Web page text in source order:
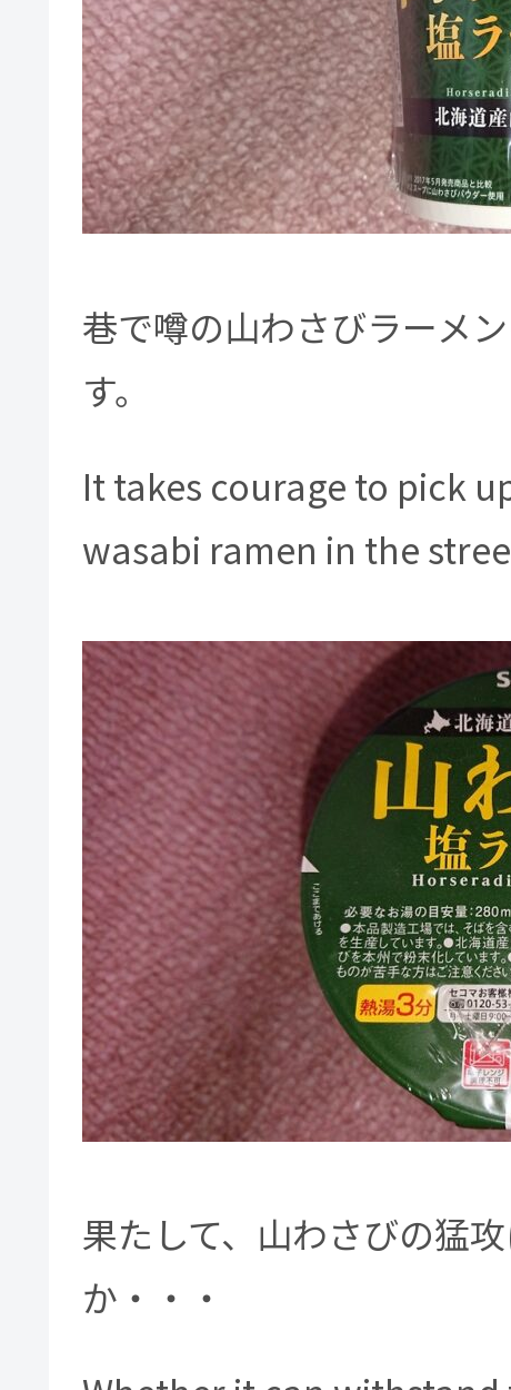
巷で噂の山わさびラーメ
す。
It takes courage to pick
wasabi ramen in the
果たして、山わさびの猛
か・・・